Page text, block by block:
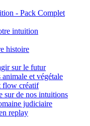
- Pack Complet
intuition
histoire
sur le futur
et végétale
flow créatif
sur de nos intuitions
judiciaire
replay